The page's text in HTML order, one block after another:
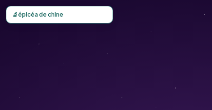
Carte d'observation du épicéa de chine (Picea asperata)
🔬épicéa de chine